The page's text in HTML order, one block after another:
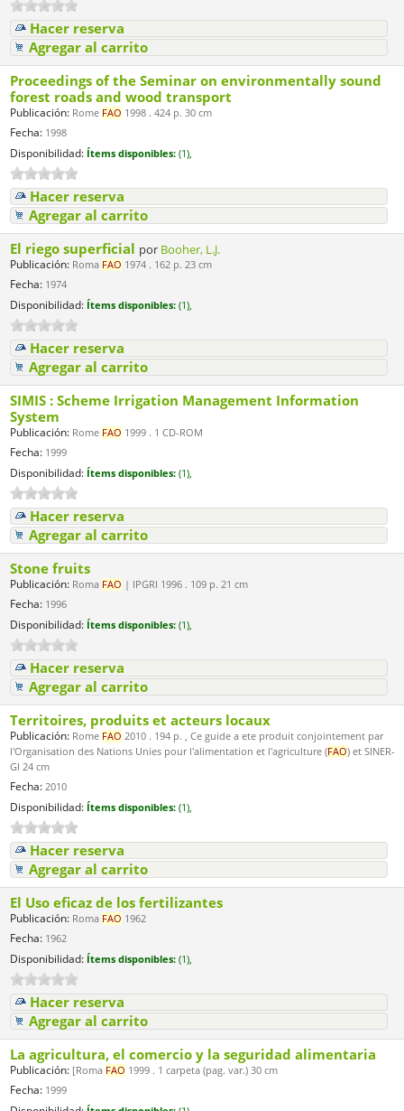
Hacer reserva
Agregar al carrito
Proceedings of the Seminar on environmentally sound
forest roads and wood transport
Publicación: Rome FAO 1998 . 424 p. 30 cm
Fecha: 1998
Disponibilidad: Ítems disponibles: (1),
Hacer reserva
Agregar al carrito
El riego superficial por Booher, L.J.
Publicación: Roma FAO 1974 . 162 p. 23 cm
Fecha: 1974
Disponibilidad: Ítems disponibles: (1),
Hacer reserva
Agregar al carrito
SIMIS : Scheme Irrigation Management Information
System
Publicación: Rome FAO 1999 . 1 CD-ROM
Fecha: 1999
Disponibilidad: Ítems disponibles: (1),
Hacer reserva
Agregar al carrito
Stone fruits
Publicación: Roma FAO | IPGRI 1996 . 109 p. 21 cm
Fecha: 1996
Disponibilidad: Ítems disponibles: (1),
Hacer reserva
Agregar al carrito
Territoires, produits et acteurs locaux
Publicación: Rome FAO 2010 . 194 p. , Ce guide a ete produit conjointement par
l'Organisation des Nations Unies pour l'alimentation et l'agriculture (FAO) et SINER-
GI 24 cm
Fecha: 2010
Disponibilidad: Ítems disponibles: (1),
Hacer reserva
Agregar al carrito
El Uso eficaz de los fertilizantes
Publicación: Roma FAO 1962
Fecha: 1962
Disponibilidad: Ítems disponibles: (1),
Hacer reserva
Agregar al carrito
La agricultura, el comercio y la seguridad alimentaria
Publicación: [Roma FAO 1999 . 1 carpeta (pag. var.) 30 cm
Fecha: 1999